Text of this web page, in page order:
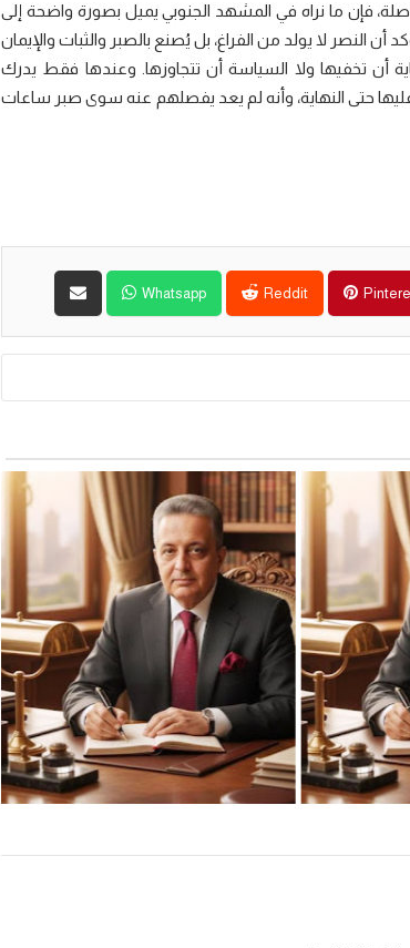
فإن ما نراه في المشهد الجنوبي يميل بصورة واضحة إلى
النصر لا يولد من الفراغ، بل يُصنع بالصبر والثبات والإيمان
أن تخفيها ولا السياسة أن تتجاوزها. وعندها فقط يدرك
حتى النهاية، وأنه لم يعد يفصلهم عنه سوى صبر ساعات
Reddit
Whatsapp